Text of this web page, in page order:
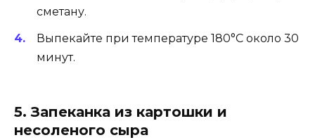
сметану.
Выпекайте при температуре 180°C около 30
минут.
5. Запеканка из картошки и
несоленого сыра